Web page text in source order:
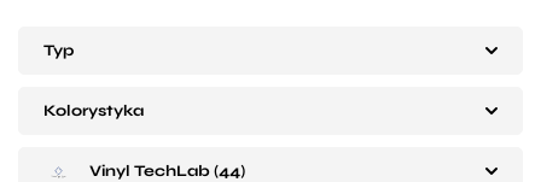
Typ
Kolorystyka
Vinyl TechLab (44)